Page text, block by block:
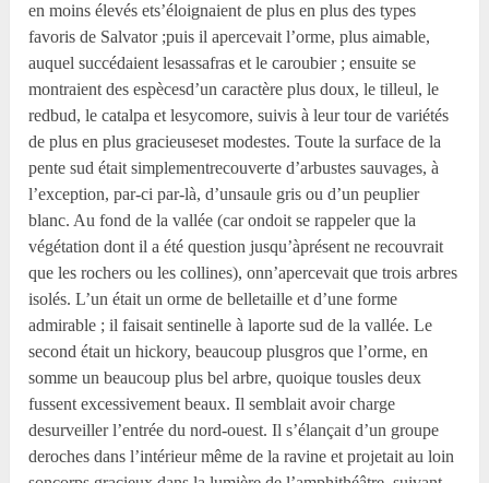
en moins élevés ets’éloignaient de plus en plus des types
favoris de Salvator ;puis il apercevait l’orme, plus aimable,
auquel succédaient lesassafras et le caroubier ; ensuite se
montraient des espècesd’un caractère plus doux, le tilleul, le
redbud, le catalpa et lesycomore, suivis à leur tour de variétés
de plus en plus gracieuseset modestes. Toute la surface de la
pente sud était simplementrecouverte d’arbustes sauvages, à
l’exception, par-ci par-là, d’unsaule gris ou d’un peuplier
blanc. Au fond de la vallée (car ondoit se rappeler que la
végétation dont il a été question jusqu’àprésent ne recouvrait
que les rochers ou les collines), onn’apercevait que trois arbres
isolés. L’un était un orme de belletaille et d’une forme
admirable ; il faisait sentinelle à laporte sud de la vallée. Le
second était un hickory, beaucoup plusgros que l’orme, en
somme un beaucoup plus bel arbre, quoique tousles deux
fussent excessivement beaux. Il semblait avoir charge
desurveiller l’entrée du nord-ouest. Il s’élançait d’un groupe
deroches dans l’intérieur même de la ravine et projetait au loin